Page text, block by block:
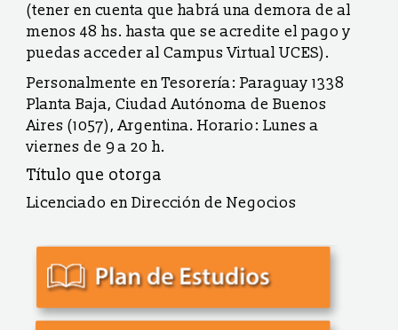
(tener en cuenta que habrá una demora de al
menos 48 hs. hasta que se acredite el pago y
puedas acceder al Campus Virtual UCES).
Personalmente en Tesorería: Paraguay 1338
Planta Baja, Ciudad Autónoma de Buenos
Aires (1057), Argentina. Horario: Lunes a
viernes de 9 a 20 h.
Título que otorga
Licenciado en Dirección de Negocios